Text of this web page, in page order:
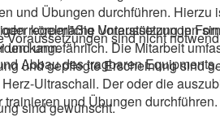
und Übungen durchführen. Hierzu
ggf. Hilfe beim Auf- und Abbau
Lockere Kleidung und gepflegte Erscheinung
regelmäßig Unterstützung in
kann.
Ultraschall. Der oder die
und Übungen
sind nicht
Abbau des tragbaren Equipments.
sind gewünscht.